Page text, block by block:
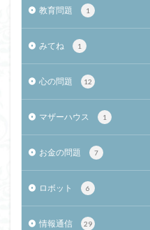
教育問題 1
みてね 1
心の問題 12
マザーハウス 1
お金の問題 7
ロボット 6
情報通信 29